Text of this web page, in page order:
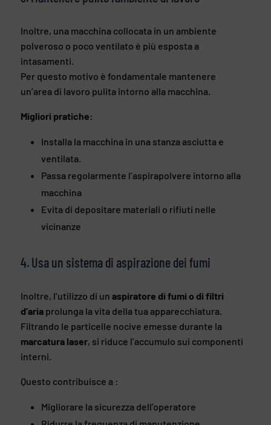
Inoltre, una macchina collocata in un ambiente
polveroso o poco ventilato è più esposta a
intasamenti.
Per questo motivo è fondamentale mantenere
un’area di lavoro pulita intorno alla macchina.
Migliori pratiche:
Installa la macchina in una stanza asciutta e
ventilata.
Passa regolarmente l’aspirapolvere intorno alla
macchina
Evita di depositare materiali o rifiuti nelle
vicinanze
4. Usa un sistema di aspirazione dei fumi
Inoltre, l’utilizzo di un aspiratore di fumi o di filtri
d’aria prolunga la vita della tua apparecchiatura.
Filtrando le particelle nocive emesse durante la
marcatura laser, si riduce l’accumulo sui componenti
interni.
Questo contribuisce a :
Migliorare la sicurezza dell’operatore